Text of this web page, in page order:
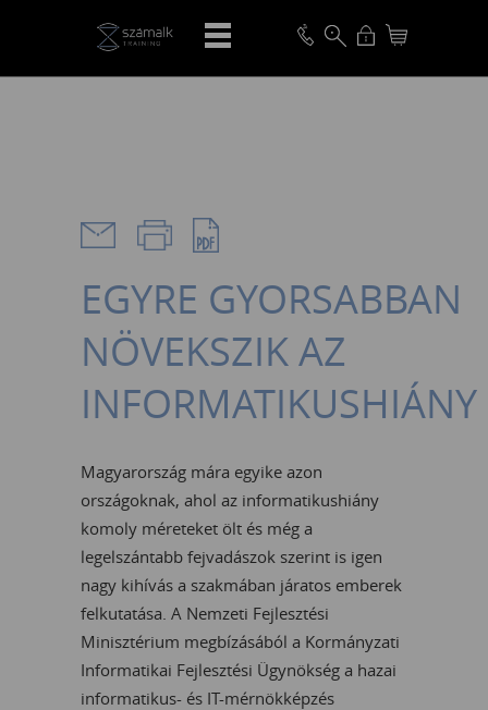
VISSZA
EGYRE GYORSABBAN
NÖVEKSZIK AZ
INFORMATIKUSHIÁNY
Magyarország mára egyike azon
országoknak, ahol az informatikushiány
komoly méreteket ölt és még a
legelszántabb fejvadászok szerint is igen
nagy kihívás a szakmában járatos emberek
felkutatása. A Nemzeti Fejlesztési
Minisztérium megbízásából a Kormányzati
Informatikai Fejlesztési Ügynökség a hazai
informatikus- és IT-mérnökképzés